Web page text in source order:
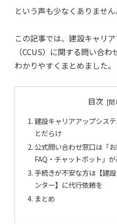
という声も少なくありません
この記事では、建設キャリ
（CCUS）に関する問い合
わかりやすくまとめました。
目次
建設キャリアアップシス
とだらけ
公式問い合わせ窓口は「
FAQ・チャットボット」
手続きが不安な方は【建
ンター】に代行依頼を
まとめ